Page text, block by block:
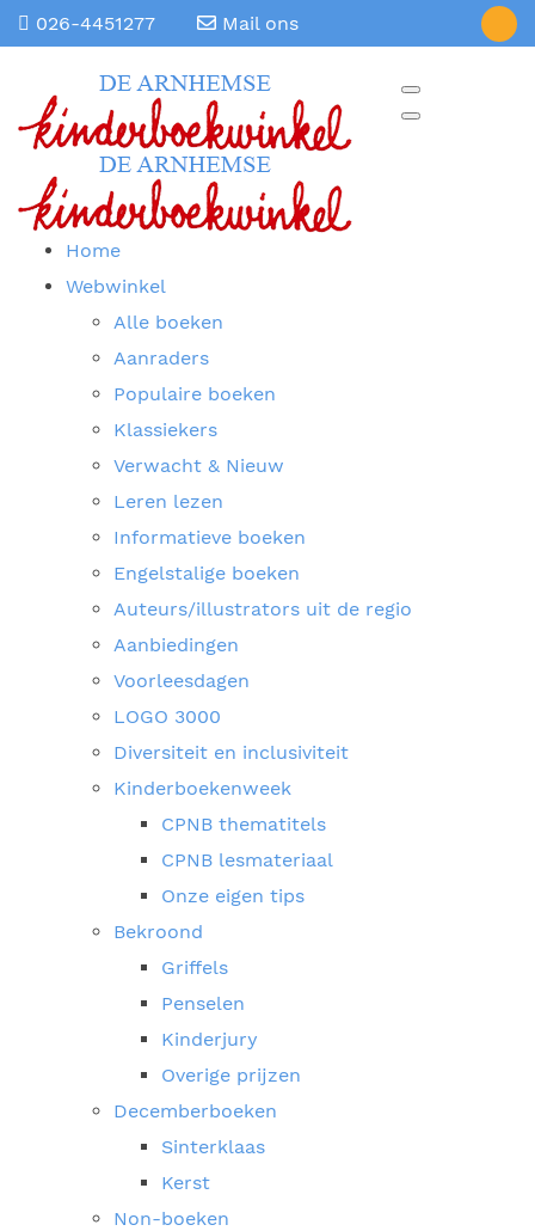
026-4451277 Mail ons
Home
Webwinkel
Alle boeken
Aanraders
Populaire boeken
Klassiekers
Verwacht & Nieuw
Leren lezen
Informatieve boeken
Engelstalige boeken
Auteurs/illustrators uit de regio
Aanbiedingen
Voorleesdagen
LOGO 3000
Diversiteit en inclusiviteit
Kinderboekenweek
CPNB thematitels
CPNB lesmateriaal
Onze eigen tips
Bekroond
Griffels
Penselen
Kinderjury
Overige prijzen
Decemberboeken
Sinterklaas
Kerst
Non-boeken